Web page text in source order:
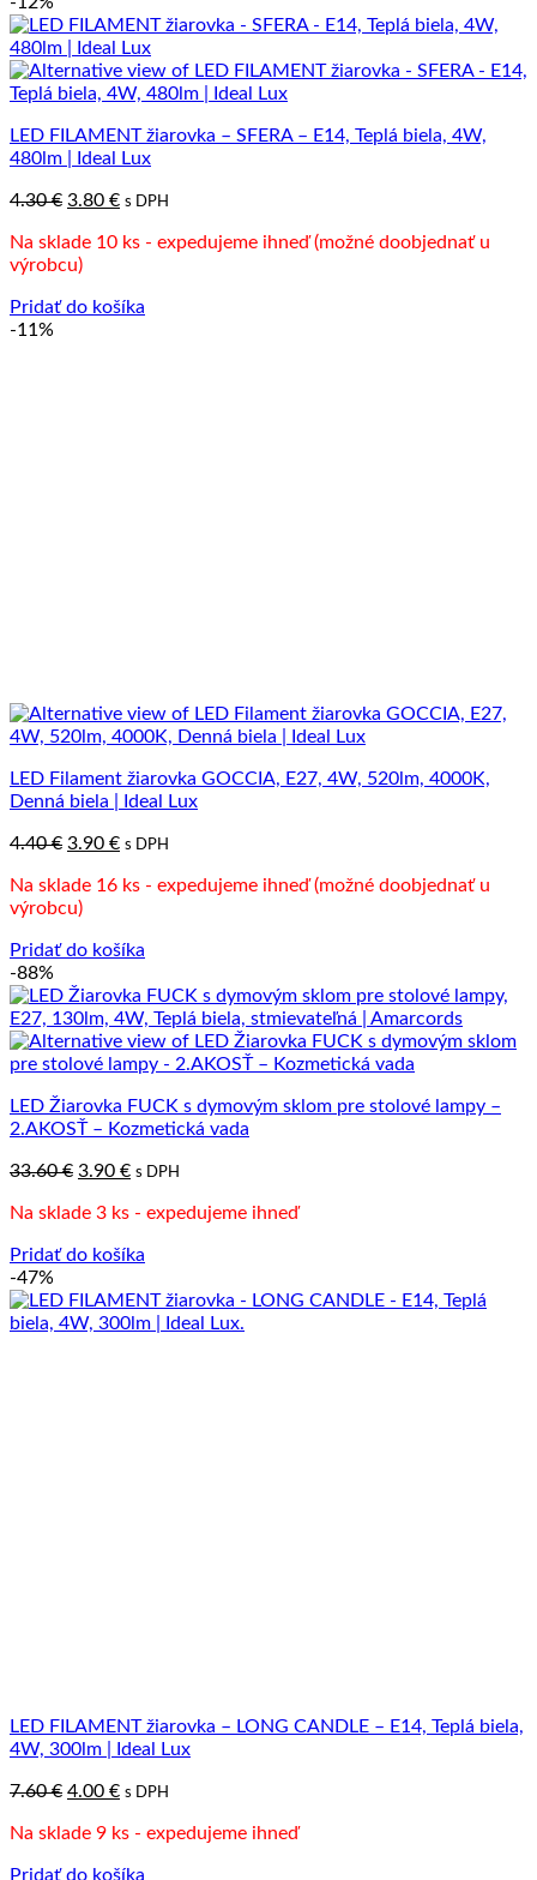
LED FILAMENT žiarovka – SFERA – E14, Teplá biela, 4W,
480lm | Ideal Lux
4.30€ Pôvodná
bola:
4.30 €.
3.80 €Aktuálna
je:
s DPH
Na sklade 10 ks - expedujeme ihneď (možné doobjednať u
výrobcu)
Pridať do košíka
-11%
LED Filament žiarovka GOCCIA, E27, 4W, 520lm, 4000K,
Denná biela | Ideal Lux
4.40€ Pôvodná
bola:
4.40 €.
3.90 €Aktuálna
je:
s DPH
Na sklade 16 ks - expedujeme ihneď (možné doobjednať u
výrobcu)
Pridať do košíka
-88%
LED Žiarovka FUCK s dymovým sklom pre stolové lampy –
2.AKOSŤ – Kozmetická vada
33.60€ Pôvodná
bola:
3.90 €Aktuálna
je:
s DPH
Na sklade 3 ks - expedujeme ihneď
Pridať do košíka
-47%
LED FILAMENT žiarovka – LONG CANDLE – E14, Teplá biela,
4W, 300lm | Ideal Lux
7.60€ Pôvodná
bola:
4.00 €Aktuálna
je:
s DPH
Na sklade 9 ks - expedujeme ihneď
Pridať do košíka